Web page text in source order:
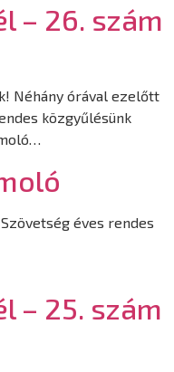
– 26. szám
Néhány órával ezelőtt
közgyűlésünk
éves rendes
– 25. szám